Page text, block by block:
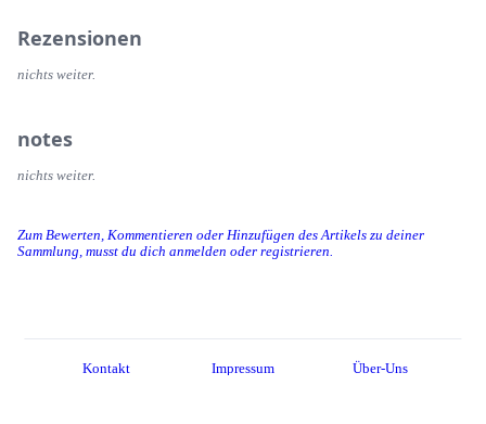
Zum Bewerten, Kommentieren oder Hinzufügen des Artikels zu deiner
Sammlung, musst du dich anmelden oder registrieren.
Rezensionen
nichts weiter.
notes
nichts weiter.
Kontakt Impressum Über-Uns